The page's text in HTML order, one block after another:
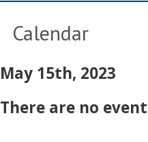
Calendar
May 15th, 2023
There are no